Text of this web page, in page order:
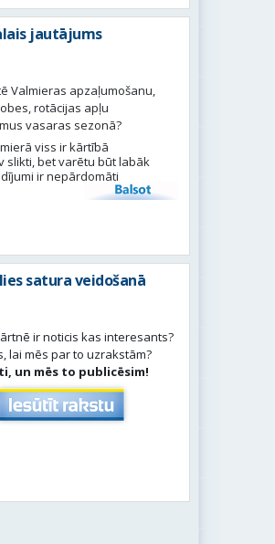
jautājums
Valmieras apzaļumošanu,
rotācijas apļu
vasaras sezonā?
viss ir kārtībā
slikti, bet varētu būt labāk
ir nepārdomāti
Balsot
satura veidošanā
ir noticis kas interesants?
lai mēs par to uzrakstām?
un mēs to publicēsim!